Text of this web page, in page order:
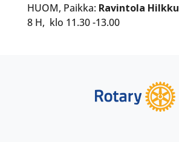
HUOM, Paikka: Ravintola Hilkku
8 H, klo 11.30 -13.00